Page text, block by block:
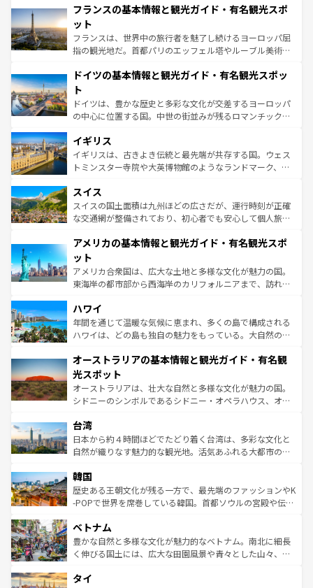
なお、新着のイタリア情報はコンテンツ一覧を参照してほ
しい。
文化が根付くこの国では、情熱的なフラメンコ、熱気あふ
れる闘牛、そして美味しいタパスが生活の一部となってい
る。首都マドリードの洗練された雰囲気や、バルセロナの
アートに溢れた街角から、地方では古代ローマ遺跡や中世
せる。地方によって風土や気候が異なるスペインはその個
ンテンツ一覧 を参照してほしい。
フランスの基本情報と観光ガイド・有名観光スポ
ット
フランスは、世界中の旅行者を魅了し続けるヨーロッパ屈
指の観光地だ。首都パリのエッフェル塔やルーブル美術館
で、幅広い魅力が詰まっている。華麗な宮殿、歴史的な大
聖堂、美しいビーチ、そして豊かな自然が、訪れる者を心
から魅了する。また、フランスは美食の国としても知ら
れ、フランス料理はユネスコ無形文化遺産にも登録されて
香り高いラベンダー畑など、多彩な楽しみ方が可能だ。さ
らに、パリ以外の地域にも魅力が溢れており、どの街角に
も豊かな歴史と文化が息づいている。パリ以外の個性あふ
を参照してほしい。
ドイツの基本情報と観光ガイド・有名観光スポッ
ト
ドイツは、豊かな歴史と多彩な文化が交差するヨーロッパ
の中心に位置する国。中世の街並みが残るロマンチック街
顔を持つこの国は、どこを歩いても飽きることがない。ベ
ルリンの文化的活気、バイエルン州のアルプスの絶景、そ
してライン川沿いのワイン畑といった風景は必見。ビール
は、お酒好きな人にはぜひ体験してほしい。 なお、新着の
ドイツ情報はコンテンツ一覧を参照してほしい。
イギリス
イギリスは、古きよき伝統と最先端が共存する国。ウェス
トミンスター寺院や大英博物館のようなランドマーク、歴
リアごとに異なる魅力がある。また、優雅なアフタヌーン
ティー、ビール好きにはたまらない英国パブ、サッカー観
戦など、本場だからこそできる体験も豊富。イギリスを旅
ンツ一覧を参照してほしい。
スイス
スイスの国土面積は九州ほどの広さだが、運行時刻が正確
な交通網が整備されており、初心者でも安心して個人旅行
の建物がそのまま残る町や、スイスならではのユニークな
博物館もあり、アルプス観光だけでなく町歩きも満喫する
ことができる。国民の所得が高いため物価も高いが、旅行
者向けの交通パス提供のサービスもあり、うまく活用すれ
着のスイス情報は
アメリカの基本情報と観光ガイド・有名観光スポ
ット
アメリカ合衆国は、広大な土地と多様な文化が魅力の国。
東海岸の都市部から西海岸のカリフォルニアまで、訪れる
のような巨大都市は、観光、ショッピング、エンターテイ
ンメントが詰まった刺激的なスポットだ。一方、アメリカ
西部には大自然が広がり、グランドキャニオンやイエロー
部のニューオーリンズでは、音楽と美食が融合した独特の
文化が魅力。旅行者はアメリカの各地域で異なる魅力を楽
しみながら、その多様性と豊かな歴史を感じることができ
るだろう。車でのロードトリップや列車の旅も、アメリカ
情報は
ハワイ
年間を通じて温暖な気候に恵まれ、多くの島で構成される
ハワイは、どの島も独自の魅力をもっている。大自然の神
ワイ島は見逃せない。また、定番の観光地といえばオアフ
島だが、静かな自然を求めるならマウイ島やカウアイ島が
おすすめ。エメラルドグリーンに輝く海をはじめ、豊かな
文化や歴史が息づいている。「アロハスピリット」と呼ば
人々、おいしいローカルフードやハワイアンミュージッ
ク、伝統的なフラダンスなど、すべてがハワイの魅力を彩
っている。訪れるたびに新しい発見と感動が待っているハ
はコンテンツ一覧
オーストラリアの基本情報と観光ガイド・有名観
光スポット
オーストラリアは、壮大な自然と多様な文化が魅力の国。
シドニーのシンボルであるシドニー・オペラハウス、オー
リアリーフや大陸中央部にそびえるウルル（エアーズロッ
ク）、タスマニアの美しい原生林やケアンズの熱帯雨林な
ど、見どころがたくさん。また、カフェやワイン、オージ
いる。アクティビティも充実しており、サーフィンやダイ
ビング、ハイキングなど、アウトドア好きにはたまらな
い。オーストラリアの多彩な魅力を存分に味わいつくそ
参照してほしい。
台湾
日本から約４時間ほどでたどり着く台湾は、多彩な文化と
自然が織りなす魅力的な観光地。活気あふれる大都市の台
ン）、静ひつな山岳地帯である台湾東部など、都市の喧騒
と山間の静けさが共存しており、訪れる人に新しい発見と
驚きをもたらしてくれる。また、奥深い台湾の食文化も魅
容にもいいと評判のスイーツなど、バラエティ豊かな料理
が味わえる。 なお、新着の台湾情報は コンテンツ一覧を参
照してほしい。
韓国
歴史ある王朝文化が残る一方で、最先端のファッションやK
-POPで世界を席巻している韓国。首都ソウルの宮殿や伝統
き、地方に足を延ばせば四季折々の自然美を楽しむことが
できる。そして、キムチや焼肉、絶品のストリートフード
まで、さまざまな韓国料理が待っている。夜には、韓国な
リティに包まれながら、韓国の多彩な魅力を心ゆくまで味
ベトナム
豊かな自然と多様な文化が魅力的なベトナム。南北に細長
く伸びる国土には、広大な田園風景や青々とした山々、世
急速な発展と共に伝統が息づく。ハノイの古い町並みやホ
タイ